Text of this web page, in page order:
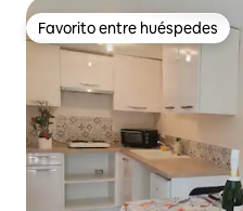
Favorito entre huéspedes
Favorito entre huéspedes